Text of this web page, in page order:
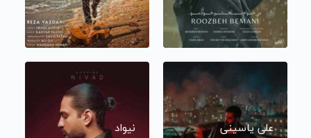
علی یاسینی نیواد